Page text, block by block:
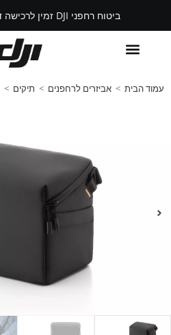
ביטוח רחפני DJI זמין לרכישה דרך האתר - לחצו כאן
עמוד הבית > אביזרים לרחפנים > תיקים >